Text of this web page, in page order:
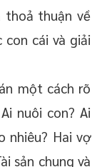
thoả thuận về
cái và giải
một cách rõ
nuôi con? Ai
nhiêu? Hai vợ
sản chung và